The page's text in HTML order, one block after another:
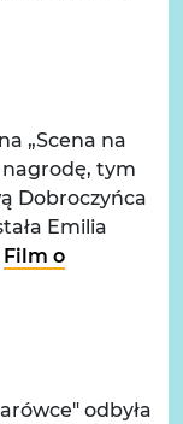
„Scena na
nagrodę, tym
Dobroczyńca
Emilia
Film o
odbyła